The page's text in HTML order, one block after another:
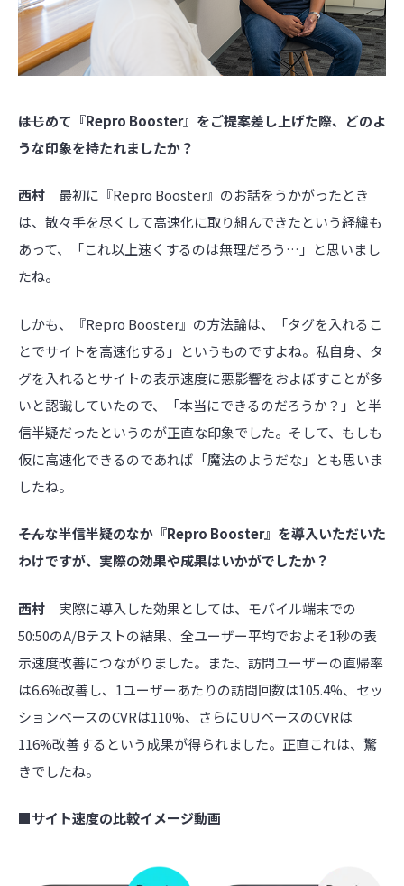
――はじめて『Repro Booster』をご提案差し上げた際、どのよ
うな印象を持たれましたか？
西村 最初に『Repro Booster』のお話をうかがったとき
は、散々手を尽くして高速化に取り組んできたという経緯も
あって、「これ以上速くするのは無理だろう…」と思いまし
たね。
しかも、『Repro Booster』の方法論は、「タグを入れるこ
とでサイトを高速化する」というものですよね。私自身、タ
グを入れるとサイトの表示速度に悪影響をおよぼすことが多
いと認識していたので、「本当にできるのだろうか？」と半
信半疑だったというのが正直な印象でした。そして、もしも
仮に高速化できるのであれば「魔法のようだな」とも思いま
したね。
――そんな半信半疑のなか『Repro Booster』を導入いただいた
わけですが、実際の効果や成果はいかがでしたか？
西村 実際に導入した効果としては、モバイル端末での
50:50のA/Bテストの結果、全ユーザー平均でおよそ1秒の表
示速度改善につながりました。また、訪問ユーザーの直帰率
は6.6%改善し、1ユーザーあたりの訪問回数は105.4%、セッ
ションベースのCVRは110%、さらにUUベースのCVRは
116%改善するという成果が得られました。正直これは、驚
きでしたね。
■サイト速度の比較イメージ動画